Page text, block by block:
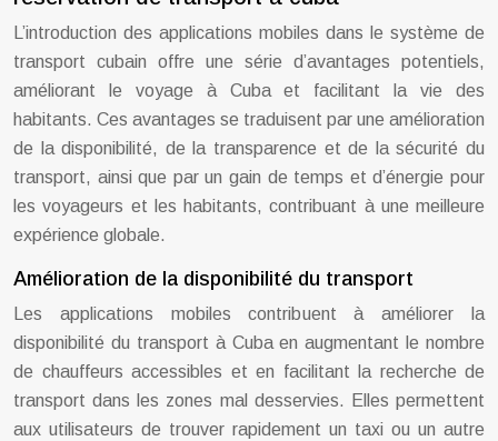
L’introduction des applications mobiles dans le système de
transport cubain offre une série d’avantages potentiels,
améliorant le voyage à Cuba et facilitant la vie des
habitants. Ces avantages se traduisent par une amélioration
de la disponibilité, de la transparence et de la sécurité du
transport, ainsi que par un gain de temps et d’énergie pour
les voyageurs et les habitants, contribuant à une meilleure
expérience globale.
Amélioration de la disponibilité du transport
Les applications mobiles contribuent à améliorer la
disponibilité du transport à Cuba en augmentant le nombre
de chauffeurs accessibles et en facilitant la recherche de
transport dans les zones mal desservies. Elles permettent
aux utilisateurs de trouver rapidement un taxi ou un autre